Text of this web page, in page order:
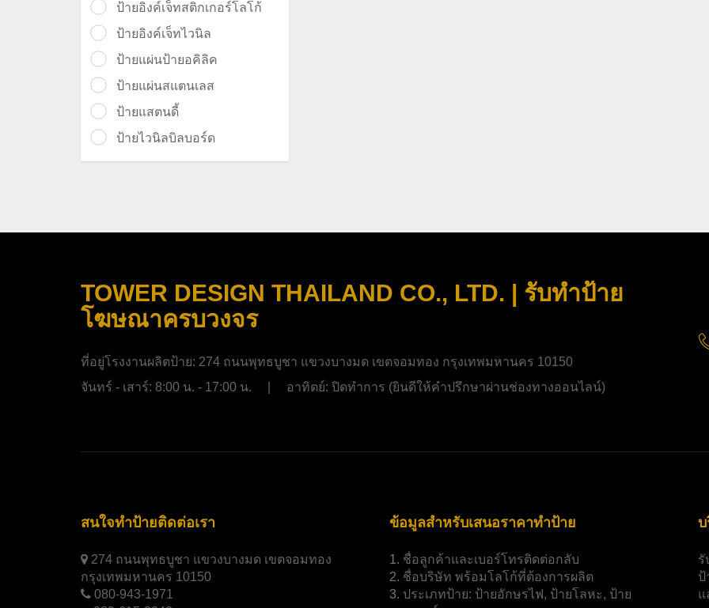
ป้ายอิงค์เจ็ทสติกเกอร์โลโก้
ป้ายอิงค์เจ็ทไวนิล
ป้ายแผ่นป้ายอคิลิค
ป้ายแผ่นสแตนเลส
ป้ายแสตนดี้
ป้ายไวนิลบิลบอร์ด
TOWER DESIGN THAILAND CO., LTD. | รับทำป้าย
โฆษณาครบวงจร
ที่อยู่โรงงานผลิตป้าย: 274 ถนนพุทธบูชา แขวงบางมด เขตจอมทอง กรุงเทพมหานคร 10150
จันทร์ - เสาร์: 8:00 น. - 17:00 น. | อาทิตย์: ปิดทำการ (ยินดีให้คำปรึกษาผ่านช่องทางออนไลน์)
สนใจทำป้ายติดต่อเรา
274 ถนนพุทธบูชา แขวงบางมด เขตจอมทอง
กรุงเทพมหานคร 10150
080-943-1971
ข้อมูลสำหรับเสนอราคาทำป้าย
1. ชื่อลูกค้าและเบอร์โทรติดต่อกลับ
2. ชื่อบริษัท พร้อมโลโก้ที่ต้องการผลิต
3. ประเภทป้าย: ป้ายอักษรไฟ, ป้ายโลหะ, ป้าย
บ
รั
ป้